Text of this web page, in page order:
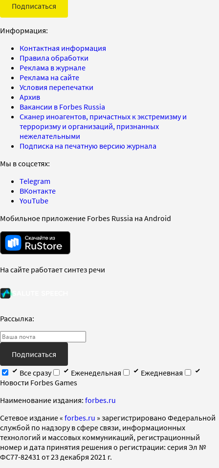
Подписаться
Информация:
Контактная информация
Правила обработки
Реклама в журнале
Реклама на сайте
Условия перепечатки
Архив
Вакансии в Forbes Russia
Сканер иноагентов, причастных к экстремизму и
терроризму и организаций, признанных
нежелательными
Подписка на печатную версию журнала
Мы в соцсетях:
Telegram
ВКонтакте
YouTube
Мобильное приложение Forbes Russia на Android
На сайте работает синтез речи
Рассылка:
Подписаться
Все сразу
Еженедельная
Ежедневная
Новости Forbes Games
Наименование издания: forbes.ru
Cетевое издание « forbes.ru » зарегистрировано Федеральной
службой по надзору в сфере связи, информационных
технологий и массовых коммуникаций, регистрационный
номер и дата принятия решения о регистрации: серия Эл №
ФС77-82431 от 23 декабря 2021 г.